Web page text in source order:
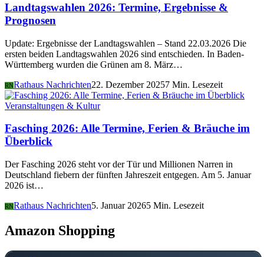
Landtagswahlen 2026: Termine, Ergebnisse &
Prognosen
Update: Ergebnisse der Landtagswahlen – Stand 22.03.2026 Die
ersten beiden Landtagswahlen 2026 sind entschieden. In Baden-
Württemberg wurden die Grünen am 8. März…
RNRathaus Nachrichten22. Dezember 20257 Min. Lesezeit
Veranstaltungen & Kultur
Fasching 2026: Alle Termine, Ferien & Bräuche im
Überblick
Der Fasching 2026 steht vor der Tür und Millionen Narren in
Deutschland fiebern der fünften Jahreszeit entgegen. Am 5. Januar
2026 ist…
RNRathaus Nachrichten5. Januar 20265 Min. Lesezeit
Amazon Shopping